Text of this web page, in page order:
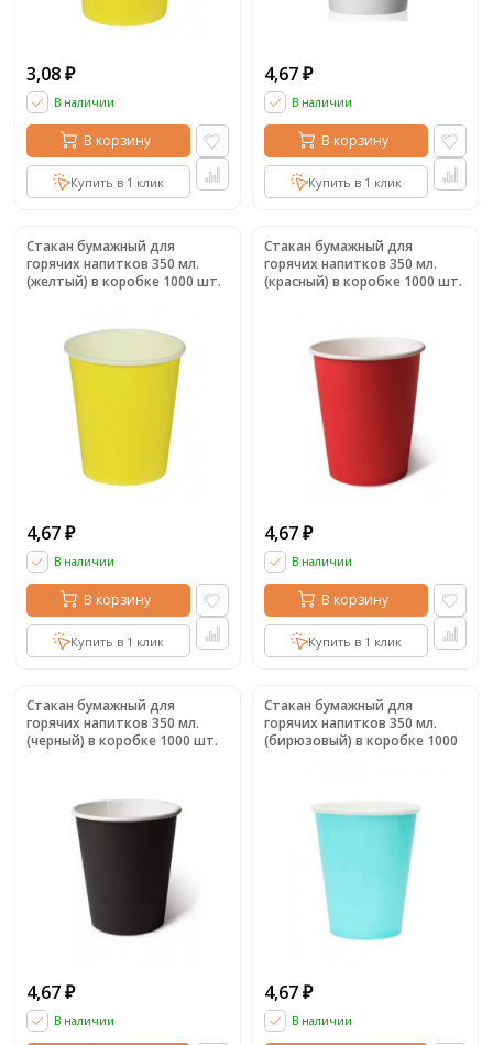
3,08 ₽
В наличии
В корзину
Купить в 1 клик
4,67 ₽
В наличии
В корзину
Купить в 1 клик
Стакан бумажный для
горячих напитков 350 мл.
(желтый) в коробке 1000 шт.
4,67 ₽
В наличии
В корзину
Купить в 1 клик
Стакан бумажный для
горячих напитков 350 мл.
(красный) в коробке 1000 шт.
4,67 ₽
В наличии
В корзину
Купить в 1 клик
Стакан бумажный для
горячих напитков 350 мл.
(черный) в коробке 1000 шт.
4,67 ₽
В наличии
Стакан бумажный для
горячих напитков 350 мл.
(бирюзовый) в коробке 1000
4,67 ₽
В наличии